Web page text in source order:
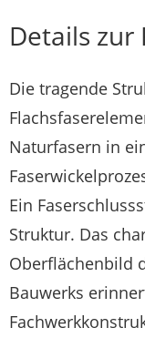
Details
Die tragende
Naturfasern in
Ein
Struktur. Das
Oberflächenbild
Bauwerks